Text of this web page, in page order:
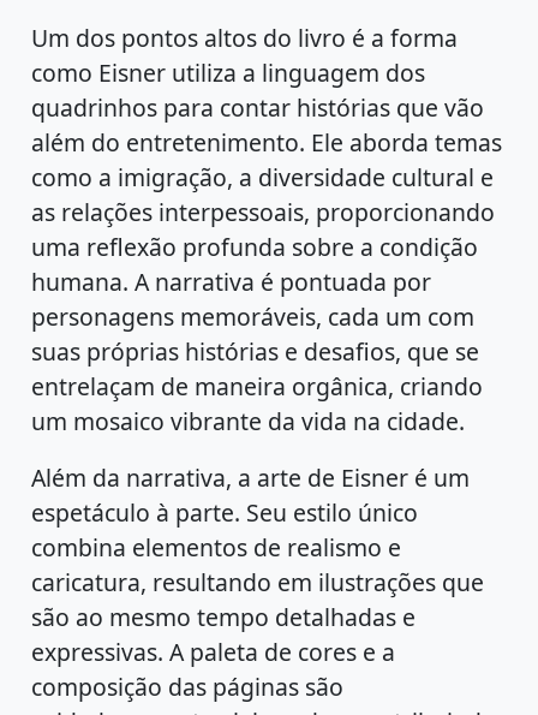
Um dos pontos altos do livro é a forma
como Eisner utiliza a linguagem dos
quadrinhos para contar histórias que vão
além do entretenimento. Ele aborda temas
como a imigração, a diversidade cultural e
as relações interpessoais, proporcionando
uma reflexão profunda sobre a condição
humana. A narrativa é pontuada por
personagens memoráveis, cada um com
suas próprias histórias e desafios, que se
entrelaçam de maneira orgânica, criando
um mosaico vibrante da vida na cidade.
Além da narrativa, a arte de Eisner é um
espetáculo à parte. Seu estilo único
combina elementos de realismo e
caricatura, resultando em ilustrações que
são ao mesmo tempo detalhadas e
expressivas. A paleta de cores e a
composição das páginas são